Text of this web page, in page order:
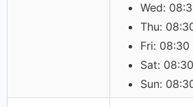
Wed:
Thu:
Fri: 08:30
Sat:
Sun: